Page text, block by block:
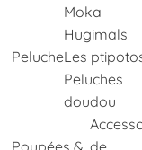
Peluche
Moka
Hugimals
Les
Peluches
doudou